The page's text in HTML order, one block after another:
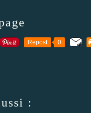
Repost 0
: